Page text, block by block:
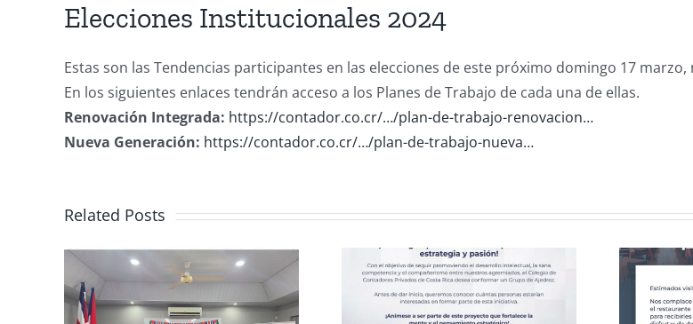
Elecciones Institucionales 2024
Estas son las Tendencias participantes en las elecciones de este próximo domingo 17
En los siguientes enlaces tendrán acceso a los Planes de Trabajo de cada una de ellas.
Renovación Integrada: https://contador.co.cr/…/plan-de-trabajo-renovacion…
Nueva Generación: https://contador.co.cr/…/plan-de-trabajo-nueva…
Related Posts